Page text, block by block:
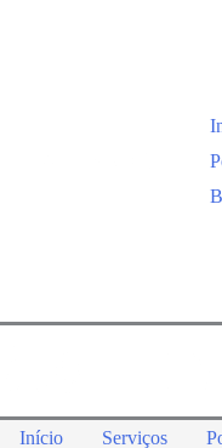
Início Serviços